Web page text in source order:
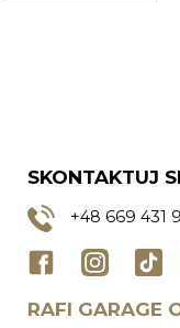
SKONTAKTUJ
+48 669 431
RAFI GARAGE